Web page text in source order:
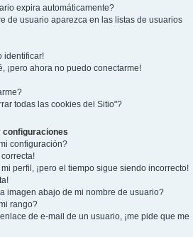
expira automáticamente?
de usuario aparezca en las listas de usuarios
identificar!
¡pero ahora no puedo conectarme!
todas las cookies del Sitio"?
configuraciones
configuración?
perfil, ¡pero el tiempo sigue siendo incorrecto!
imagen abajo de mi nombre de usuario?
rango?
de e-mail de un usuario, ¡me pide que me